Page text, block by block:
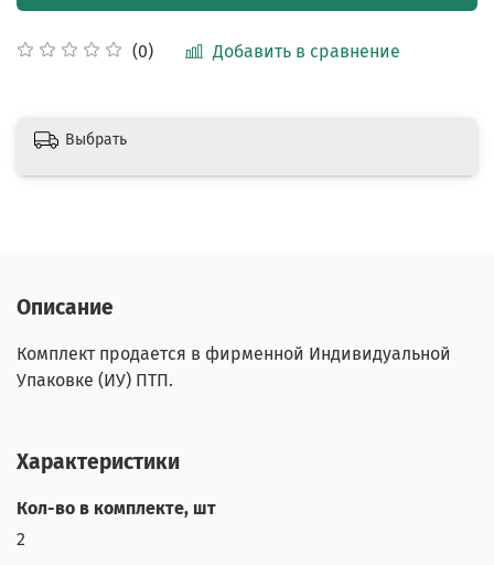
(0) Добавить в сравнение
Выбрать
Описание
Комплект продается в фирменной Индивидуальной
Упаковке (ИУ) ПТП.
Характеристики
Кол-во в комплекте, шт
2